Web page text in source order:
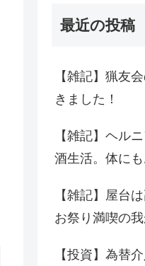
最近の投稿
【雑記】猟友
きました！
【雑記】ヘル
酒生活。体に
【雑記】屋台
お祭り満喫の
【投資】為替